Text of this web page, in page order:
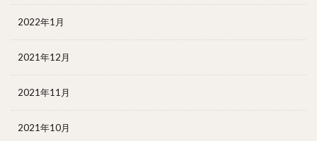
2022年1月
2021年12月
2021年11月
2021年10月